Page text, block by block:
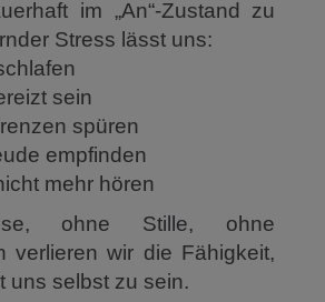
im „An“-Zustand zu
Stress lässt uns:
sein
spüren
empfinden
mehr hören
ohne Stille, ohne
verlieren wir die Fähigkeit,
uns selbst zu sein.